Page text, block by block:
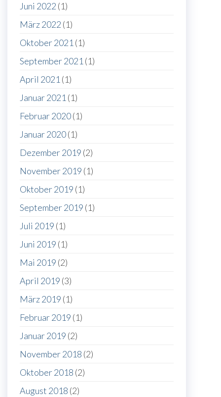
Juni 2022 (1)
März 2022 (1)
Oktober 2021 (1)
September 2021 (1)
April 2021 (1)
Januar 2021 (1)
Februar 2020(1)
Januar 2020(1)
Dezember 2019 (2)
November 2019 (1)
Oktober 2019 (1)
September 2019 (1)
Juli 2019 (1)
Juni 2019 (1)
Mai 2019 (2)
April 2019 (3)
März 2019 (1)
Februar 2019 (1)
Januar 2019 (2)
November 2018 (2)
Oktober 2018 (2)
August 2018 (2)